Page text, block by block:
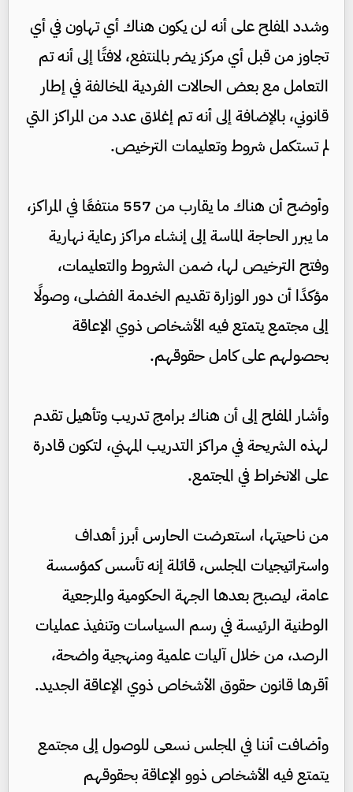
وشدد المفلح على أنه لن يكون هناك أي تهاون في أي
تجاوز من قبل أي مركز يضر بالمنتفع، لافتًا إلى أنه تم
التعامل مع بعض الحالات الفردية المخالفة في إطار
قانوني، بالإضافة إلى أنه تم إغلاق عدد من المراكز التي
لم تستكمل شروط وتعليمات الترخيص.
وأوضح أن هناك ما يقارب من 557 منتفعًا في المراكز،
ما يبرر الحاجة الماسة إلى إنشاء مراكز رعاية نهارية
وفتح الترخيص لها، ضمن الشروط والتعليمات،
مؤكدًا أن دور الوزارة تقديم الخدمة الفضلى، وصولًا
إلى مجتمع يتمتع فيه الأشخاص ذوي الإعاقة
بحصولهم على كامل حقوقهم.
وأشار المفلح إلى أن هناك برامج تدريب وتأهيل تقدم
لهذه الشريحة في مراكز التدريب المهني، لتكون قادرة
على الانخراط في المجتمع.
من ناحيتها، استعرضت الحارس أبرز أهداف
واستراتيجيات المجلس، قائلة إنه تأسس كمؤسسة
عامة، ليصبح بعدها الجهة الحكومية والمرجعية
الوطنية الرئيسة في رسم السياسات وتنفيذ عمليات
الرصد، من خلال آليات علمية ومنهجية واضحة،
أقرها قانون حقوق الأشخاص ذوي الإعاقة الجديد.
وأضافت أننا في المجلس نسعى للوصول إلى مجتمع
يتمتع فيه الأشخاص ذوو الإعاقة بحقوقهم